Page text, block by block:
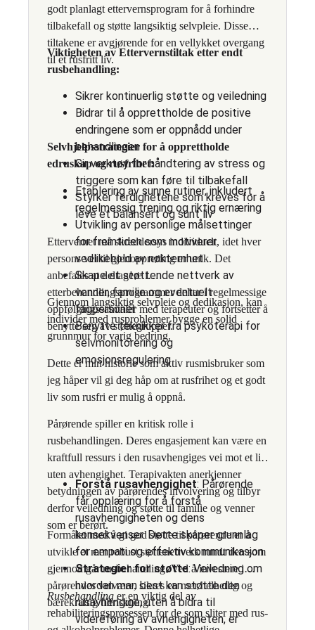
godt planlagt ettervernsprogram for å forhindre
tilbakefall og støtte langsiktig selvpleie. Disse
tiltakene er avgjørende for en vellykket overgang
til et rusfritt liv.
Viktigheten av Ettervernstiltak etter endt
rusbehandling:
Sikrer kontinuerlig støtte og veiledning
Bidrar til å opprettholde de positive
endringene som er oppnådd under
behandlingen
Gir verktøy for håndtering av stress og
triggere som kan føre til tilbakefall
Styrker ferdighetene som kreves for å
leve et balansert og sunt liv
Selvhjelpsstrategier for å opprettholde
edruskap og rusfrihet:
Etablering av sunne rutiner, inkludert
regelmessig trening og riktig ernæring
Utvikling av personlige målsettinger
for fremtiden som motiverer
vedlikehold av nøkternhet
Skape et støttende nettverk av
venner, familie og eventuelt
fagpersoner
Benytte teknikker fra psykoterapi for
selvmonitorering og
emosjonsregulering
Ettervernet må skreddersys individuelt, idet hver
persons vei til gjenoppretting er unik. Det
anbefales at deltagere i
etterbehandlingsprogrammer deltar i regelmessige
oppfølgingssamtaler med terapeuter og fortsetter å
benytte seg av støttegrupper.
Gjennom langsiktig selvpleie og dedikasjon, kan
individer med rusproblemer bygge en solid
grunnmur for varig bedring.
Dette er min historie som aktiv rusmisbruker som
jeg håper vil gi deg håp om at rusfrihet og et godt
liv som rusfri er mulig å oppnå.
Pårørende spiller en kritisk rolle i
rusbehandlingen. Deres engasjement kan være en
kraftfull ressurs i den rusavhengiges vei mot et liv
uten avhengighet. Terapivakten anerkjenner
betydningen av pårørendes involvering og tilbyr
derfor veiledning og støtte til familie og venner
som er berørt.
Forstå rusavhengighet: Pårørende
får opplæring for å forstå
rusavhengigheten og dens
konsekvenser. Dette skaper grunnlag
for empati og effektiv kommunikasjon.
Strategier for støtte: Veiledning om
hvordan man best kan støtte den
rusavhengige, uten å bidra til
videreføring av avhengigheten, er
Formålet med å gi god støtte til pårørende er å
utvikle et mer robust støttenettverk rundt den som
gjennomgår rusbehandling. Ved å investere i
pårørendes velvære, sikres en mer helhetlig og
bærekraftig tilfriskning.
Rusbehandling er en viktig del av
rehabiliteringsprosessen for de som sliter med rus-